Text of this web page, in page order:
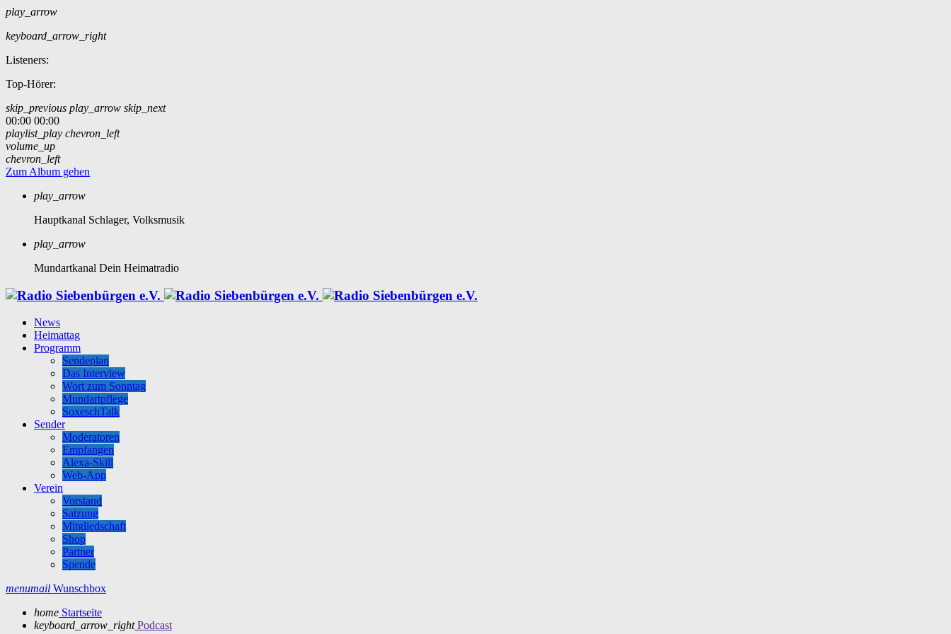
play_arrow
keyboard_arrow_right
Listeners:
Top-Hörer:
skip_previous play_arrow skip_next
00:00 00:00
playlist_play chevron_left
volume_up
chevron_left
Zum Album gehen
play_arrow
Hauptkanal Schlager, Volksmusik
play_arrow
Mundartkanal Dein Heimatradio
News
Heimattag
Programm
Sendeplan
Das Interview
Wort zum Sonntag
Mundartpflege
SoxeschTalk
Sender
Moderatoren
Empfangen
Alexa-Skill
Web-App
Verein
Vorstand
Satzung
Mitgliedschaft
Shop
Partner
Spende
menumail Wunschbox
home Startseite
keyboard_arrow_right Podcast